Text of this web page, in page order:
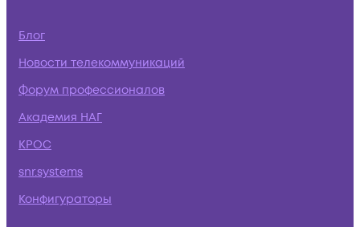
Блог
Новости телекоммуникаций
Форум профессионалов
Академия НАГ
КРОС
snr.systems
Конфигураторы